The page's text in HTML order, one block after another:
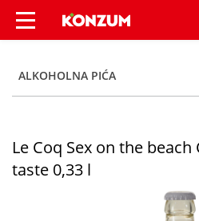
Le Coq Sex on the
ALKOHOLNA PIĆA
Le Coq Sex on the
taste 0,33 l